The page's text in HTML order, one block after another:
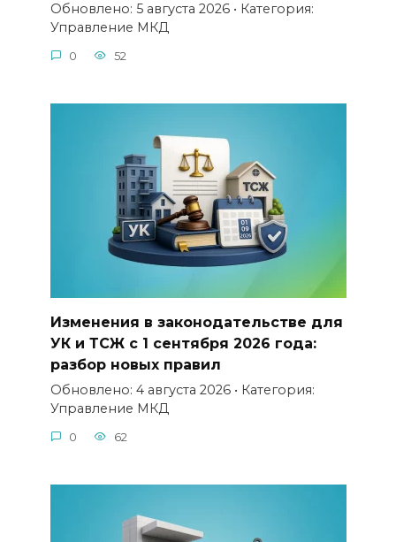
Обновлено: 5 августа 2026 • Категория:
Управление МКД
0 52
Изменения в законодательстве для
УК и ТСЖ с 1 сентября 2026 года:
разбор новых правил
Обновлено: 4 августа 2026 • Категория:
Управление МКД
0 62